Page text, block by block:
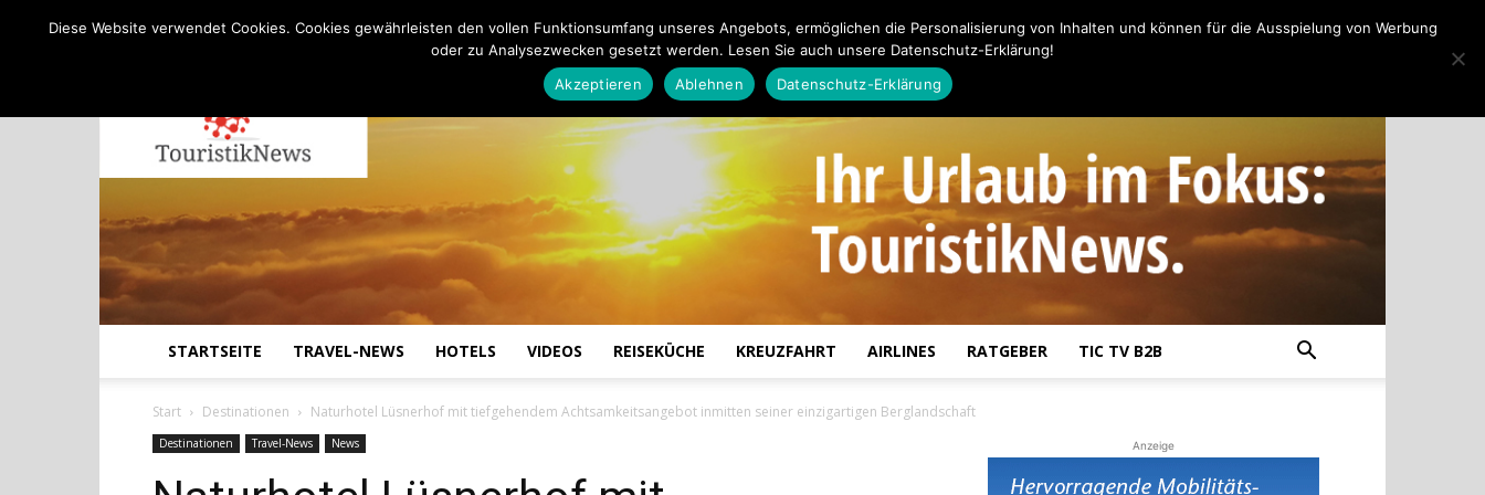
STARTSEITE TRAVEL-NEWS HOTELS VIDEOS REISEKÜCHE KREUZFAHRT AIRLINES RATGEBER TIC TV B2B
Start Destinationen Naturhotel Lüsnerhof mit tiefgehendem Achtsamkeitsangebot inmitten seiner einzigartigen Berglandschaft
Destinationen Travel-News News Anzeige
Diese Website verwendet Cookies. Cookies gewährleisten den vollen Funktionsumfang unseres Angebots, ermöglichen die Personalisierung von Inhalten und können für die Ausspielung von Werbung
oder zu Analysezwecken gesetzt werden. Lesen Sie auch unsere Datenschutz-Erklärung!
Akzeptieren
Ablehnen Datenschutz-Erklärung